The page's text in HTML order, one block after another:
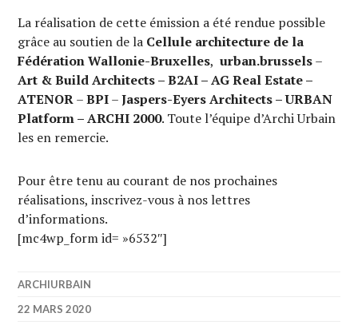
La réalisation de cette émission a été rendue possible
grâce au soutien de la Cellule architecture de la
Fédération Wallonie-Bruxelles,urban.brussels–
Art & Build Architects – B2AI – AG Real Estate –
ATENOR–BPI–Jaspers-Eyers Architects – URBAN
Platform – ARCHI 2000. Toute l’équipe d’Archi Urbain
les en remercie.
Pour être tenu au courant de nos prochaines
réalisations, inscrivez-vous à nos lettres
d’informations.
[mc4wp_form id= »6532″]
ARCHIURBAIN
22 MARS 2020